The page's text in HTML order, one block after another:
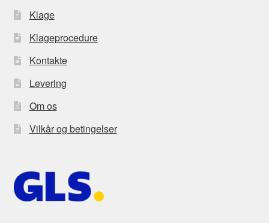
Klage
Klageprocedure
Kontakte
Levering
Om os
Vilkår og betingelser